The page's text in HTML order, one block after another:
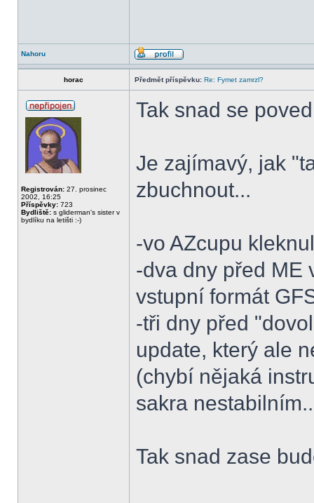
Nahoru
horac Předmět příspěvku: Re: Fymet zamrzl?
Registrován: 27. prosinec
2002, 16:25
Příspěvky: 723
Bydliště: s gliderman's sister v
bydlíku na letišti :-)
Tak snad se
Je zajímavý, jak
zbuchnout...
-vo AZcupu
-dva dny před ME
vstupní formát
-tři dny před
update, který ale
(chybí nějaká
sakra
Tak snad zase